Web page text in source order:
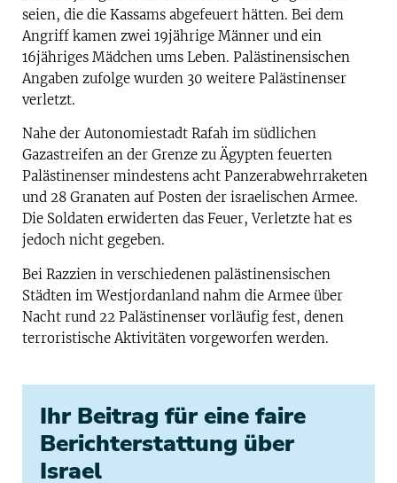
seien, die die Kassams abgefeuert hätten. Bei dem
Angriff kamen zwei 19jährige Männer und ein
16jähriges Mädchen ums Leben. Palästinensischen
Angaben zufolge wurden 30 weitere Palästinenser
verletzt.
Nahe der Autonomiestadt Rafah im südlichen
Gazastreifen an der Grenze zu Ägypten feuerten
Palästinenser mindestens acht Panzerabwehrraketen
und 28 Granaten auf Posten der israelischen Armee.
Die Soldaten erwiderten das Feuer, Verletzte hat es
jedoch nicht gegeben.
Bei Razzien in verschiedenen palästinensischen
Städten im Westjordanland nahm die Armee über
Nacht rund 22 Palästinenser vorläufig fest, denen
terroristische Aktivitäten vorgeworfen werden.
Ihr Beitrag für eine faire
Berichterstattung über
Israel